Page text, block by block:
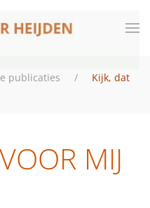
publicaties
Kijk, dat
MIJ